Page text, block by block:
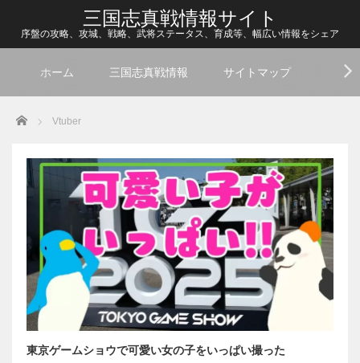
三国志真戦情報サイト
序盤の攻略、攻城、戦略、武将ステータス、育成等、幅広い情報をシェア
ホーム 三国志真戦情報 サイトマップ
Home Vtuber
東京ゲームショウで可愛い女の子をいっぱい撮った